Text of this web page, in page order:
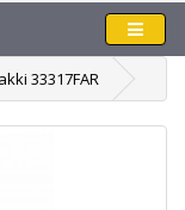
33317FAR